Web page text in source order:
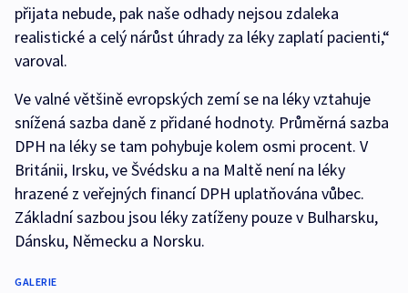
přijata nebude, pak naše odhady nejsou zdaleka
realistické a celý nárůst úhrady za léky zaplatí pacienti,“
varoval.
Ve valné většině evropských zemí se na léky vztahuje
snížená sazba daně z přidané hodnoty. Průměrná sazba
DPH na léky se tam pohybuje kolem osmi procent. V
Británii, Irsku, ve Švédsku a na Maltě není na léky
hrazené z veřejných financí DPH uplatňována vůbec.
Základní sazbou jsou léky zatíženy pouze v Bulharsku,
Dánsku, Německu a Norsku.
GALERIE